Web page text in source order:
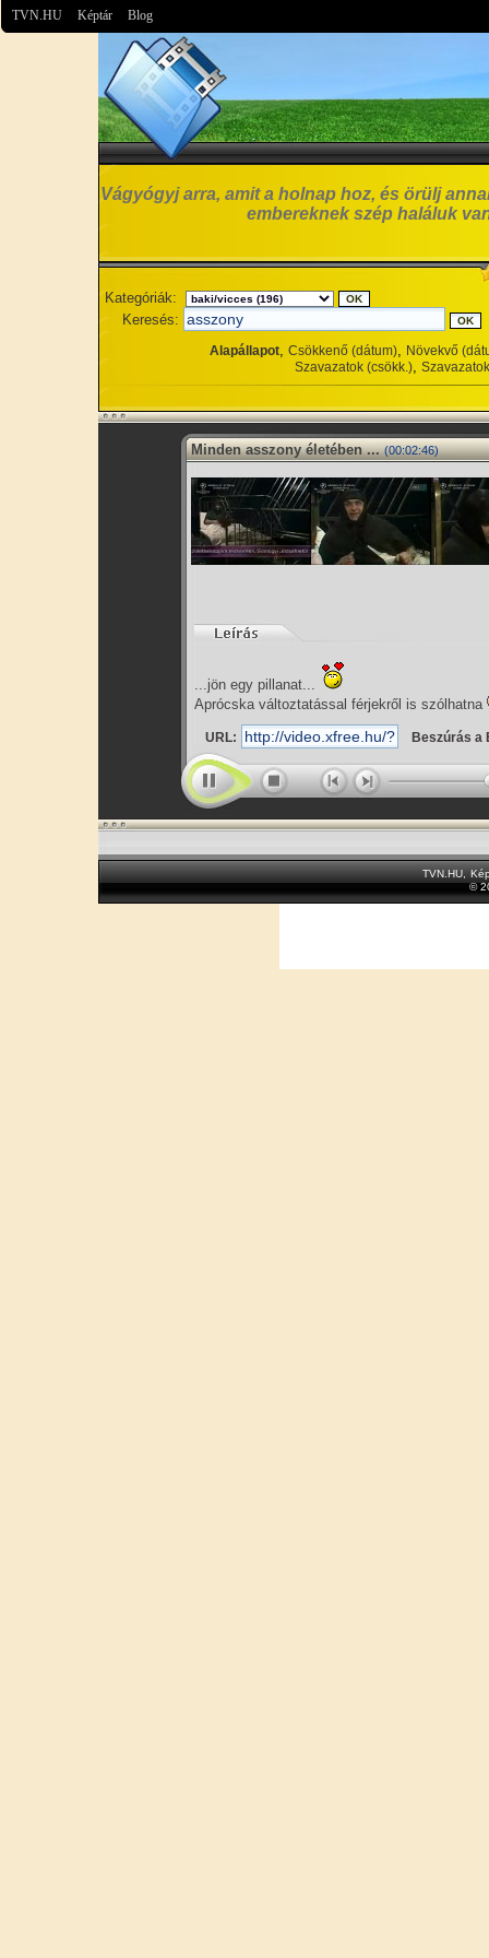
TVN.HU Képtár Blog
Vágyógyj arra, amit a holnap hoz, és örülj
embereknek szép haláluk
Kategóriák:
Keresés:
Alapállapot, Csökkenő (dátum), Növekvő
Szavazatok (csökk.),
Minden asszony életében ... (00:02:46)
...jön egy pillanat...
Aprócska változtatással férjekről is szólhatna
URL: Beszúrás a
TVN.HU
©